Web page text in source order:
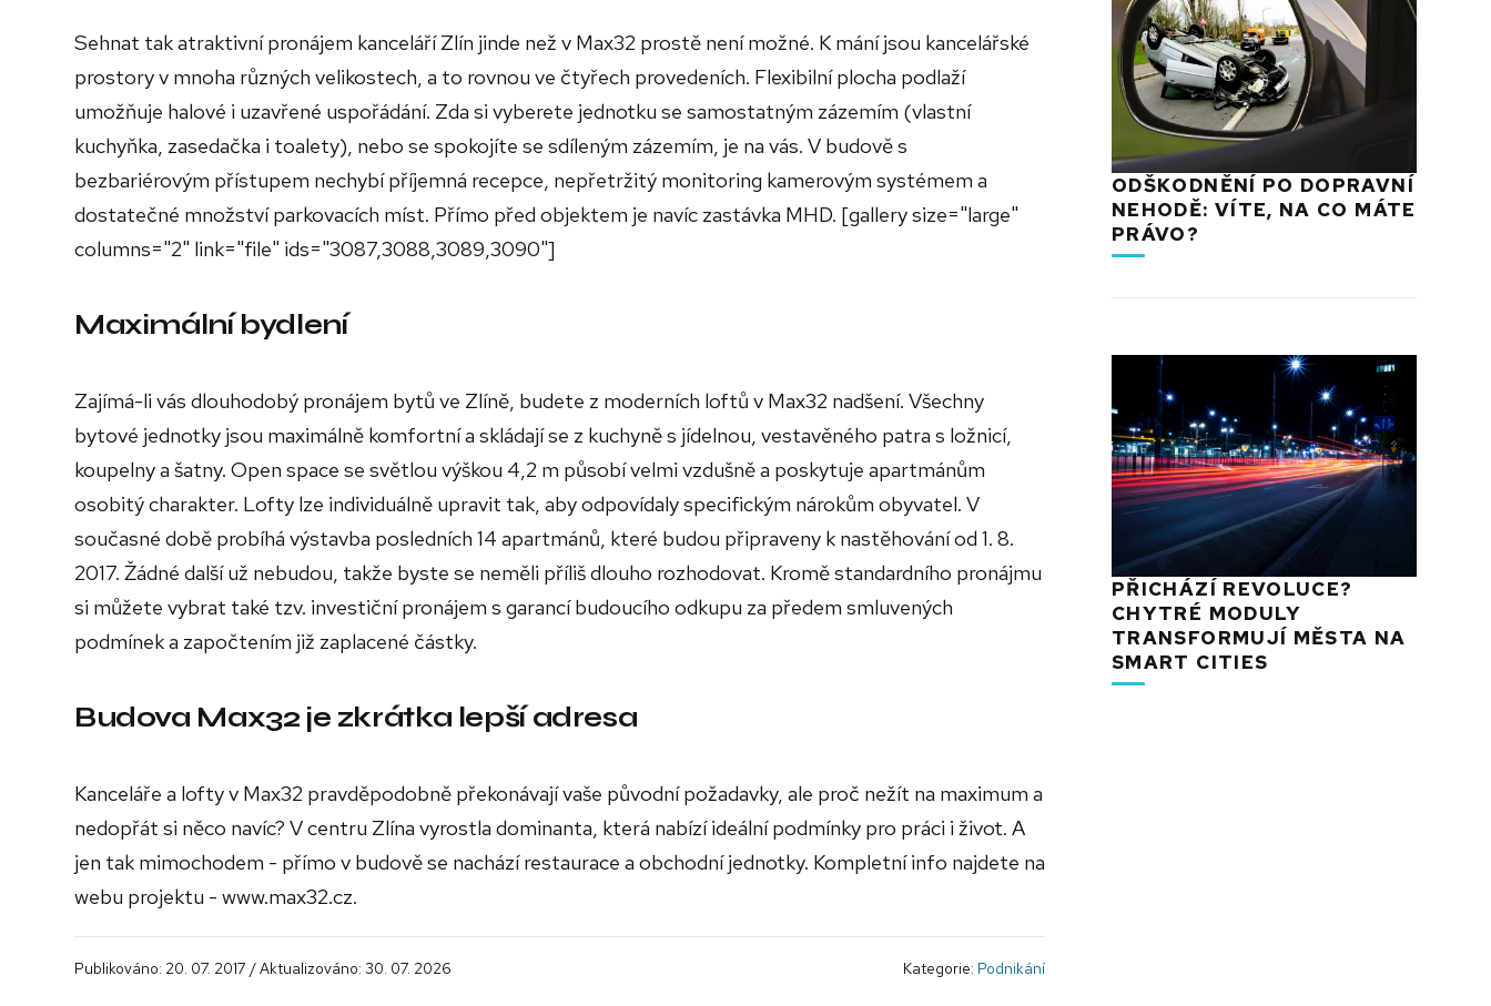
Sehnat tak atraktivní pronájem kanceláří Zlín jinde než v Max32 prostě není možné. K mání jsou kancelářské
prostory v mnoha různých velikostech, a to rovnou ve čtyřech provedeních. Flexibilní plocha podlaží
umožňuje halové i uzavřené uspořádání. Zda si vyberete jednotku se samostatným zázemím (vlastní
kuchyňka, zasedačka i toalety), nebo se spokojíte se sdíleným zázemím, je na vás. V budově s
bezbariérovým přístupem nechybí příjemná recepce, nepřetržitý monitoring kamerovým systémem a
dostatečné množství parkovacích míst. Přímo před objektem je navíc zastávka MHD. [gallery size="large"
columns="2" link="file" ids="3087,3088,3089,3090"]
Maximální bydlení
Zajímá-li vás dlouhodobý pronájem bytů ve Zlíně, budete z moderních loftů v Max32 nadšení. Všechny
bytové jednotky jsou maximálně komfortní a skládají se z kuchyně s jídelnou, vestavěného patra s ložnicí,
koupelny a šatny. Open space se světlou výškou 4,2 m působí velmi vzdušně a poskytuje apartmánům
osobitý charakter. Lofty lze individuálně upravit tak, aby odpovídaly specifickým nárokům obyvatel. V
současné době probíhá výstavba posledních 14 apartmánů, které budou připraveny k nastěhování od 1. 8.
2017. Žádné další už nebudou, takže byste se neměli příliš dlouho rozhodovat. Kromě standardního pronájmu
si můžete vybrat také tzv. investiční pronájem s garancí budoucího odkupu za předem smluvených
podmínek a započtením již zaplacené částky.
Budova Max32 je zkrátka lepší adresa
Kanceláře a lofty v Max32 pravděpodobně překonávají vaše původní požadavky, ale proč nežít na maximum a
nedopřát si něco navíc? V centru Zlína vyrostla dominanta, která nabízí ideální podmínky pro práci i život. A
jen tak mimochodem - přímo v budově se nachází restaurace a obchodní jednotky. Kompletní info najdete na
webu projektu - www.max32.cz.
Publikováno: 20. 07. 2017 / Aktualizováno: 30. 07. 2026 Kategorie: Podnikání
ODŠKODNĚNÍ PO DOPRAVNÍ
NEHODĚ: VÍTE, NA CO MÁTE
PRÁVO?
PŘICHÁZÍ REVOLUCE?
CHYTRÉ MODULY
TRANSFORMUJÍ MĚSTA NA
SMART CITIES